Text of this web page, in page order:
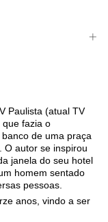
Paulista (atual TV
fazia o
de uma praça
O autor se inspirou
janela do seu hotel
homem sentado
pessoas.
anos, vindo a ser